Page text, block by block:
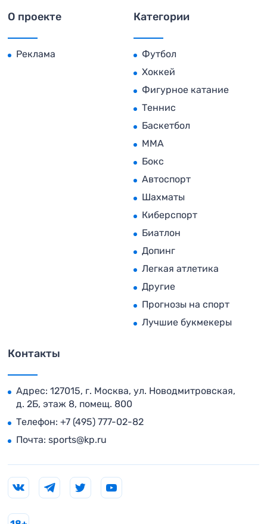
О проекте
Реклама
Категории
Футбол
Хоккей
Фигурное катание
Теннис
Баскетбол
MMA
Бокс
Автоспорт
Шахматы
Киберспорт
Биатлон
Допинг
Легкая атлетика
Другие
Прогнозы на спорт
Лучшие букмекеры
Контакты
Адрес: 127015, г. Москва, ул. Новодмитровская,
д. 2Б, этаж 8, помещ. 800
Телефон: +7 (495) 777-02-82
Почта: sports@kp.ru